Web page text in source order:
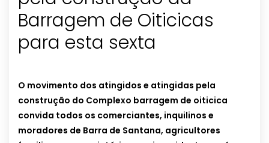
Barragem de Oiticicas
para esta sexta
O movimento dos atingidos e atingidas pela
construção do Complexo barragem de oiticica
convida todos os comerciantes, inquilinos e
moradores de Barra de Santana, agricultores